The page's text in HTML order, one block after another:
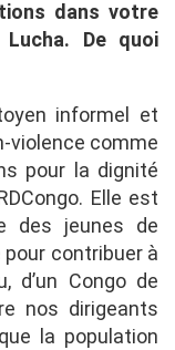
dans votre
De quoi
informel et
violence comme
pour la dignité
Elle est
des jeunes de
pour contribuer à
d’un Congo de
nos dirigeants
la population